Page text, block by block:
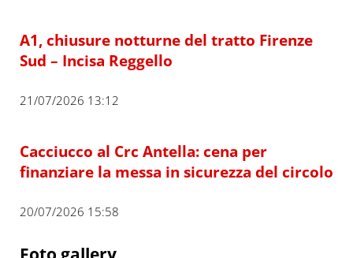
A1, chiusure notturne del tratto Firenze
Sud – Incisa Reggello
21/07/2026 13:12
Cacciucco al Crc Antella: cena per
finanziare la messa in sicurezza del circolo
20/07/2026 15:58
Foto gallery